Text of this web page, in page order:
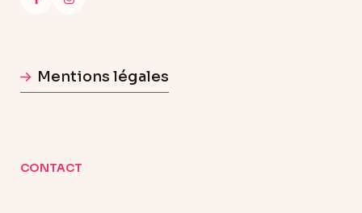
Mentions légales
CONTACT